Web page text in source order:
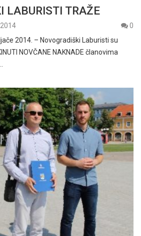
LABURISTI TRAŽE
0
2014. – Novogradiški Laburisti su
NOVČANE NAKNADE članovima